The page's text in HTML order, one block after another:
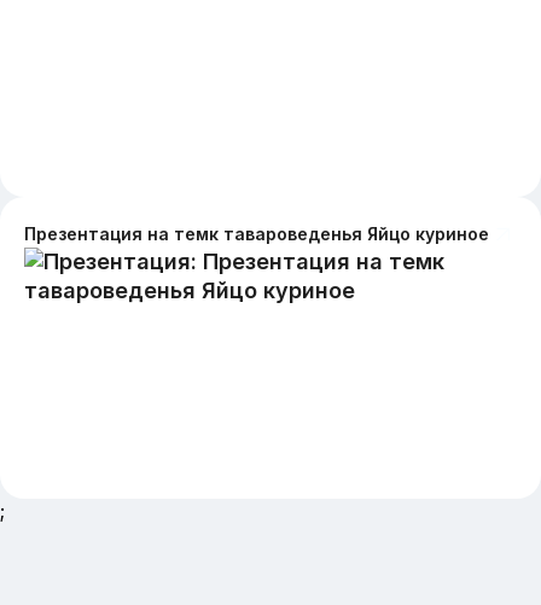
Презентация на темк тавароведенья Яйцо куриное
;